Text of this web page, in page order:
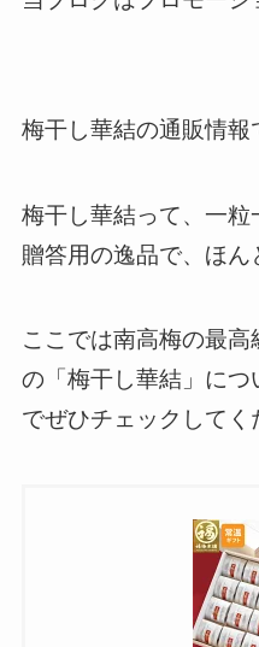
梅干し華結の通販情報
梅干し華結って、一粒
贈答用の逸品で、ほ
ここでは南高梅の最
の「梅干し華結」に
でぜひチェックしてく